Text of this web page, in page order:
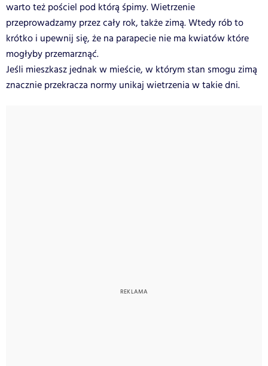
warto też pościel pod którą śpimy. Wietrzenie
przeprowadzamy przez cały rok, także zimą. Wtedy rób to
krótko i upewnij się, że na parapecie nie ma kwiatów które
mogłyby przemarznąć.
Jeśli mieszkasz jednak w mieście, w którym stan smogu zimą
znacznie przekracza normy unikaj wietrzenia w takie dni.